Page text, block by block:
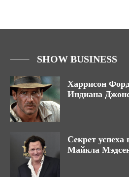
SHOW BUSINESS
Харрисон
Индиана
Секрет успеха
Майкла